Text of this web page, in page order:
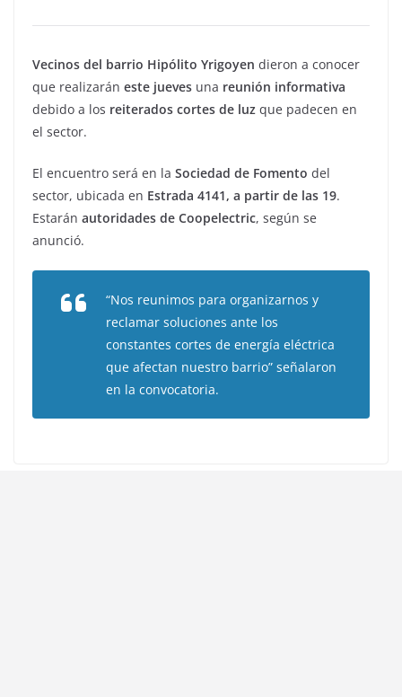
Vecinos del barrio Hipólito Yrigoyen dieron a conocer
que realizarán este jueves una reunión informativa
debido a los reiterados cortes de luz que padecen en
el sector.
El encuentro será en la Sociedad de Fomento del
sector, ubicada en Estrada 4141, a partir de las 19.
Estarán autoridades de Coopelectric, según se
anunció.
“Nos reunimos para organizarnos y
reclamar soluciones ante los
constantes cortes de energía eléctrica
que afectan nuestro barrio” señalaron
en la convocatoria.